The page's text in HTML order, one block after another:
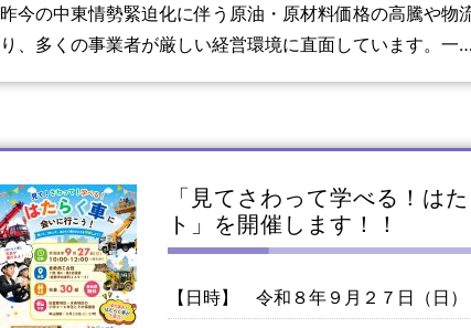
昨今の中東情勢緊迫化に伴う原油・原材料価格の高騰や物
り、多くの事業者が厳しい経営環境に直面しています。一…
「見てさわって学べる！は
ト」を開催します！！
【日時】
令和８年９月２７日（日